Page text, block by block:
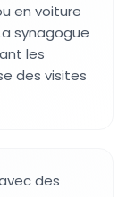
en voiture
synagogue
les
des visites
des